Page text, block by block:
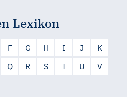
Lexikon
F G H I J
K
Q R S T U
V